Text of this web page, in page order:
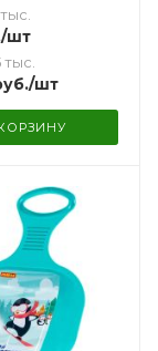
/шт
/шт